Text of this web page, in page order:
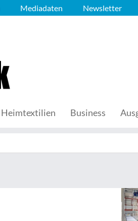
Mediadaten Newsletter
Heimtextilien Business